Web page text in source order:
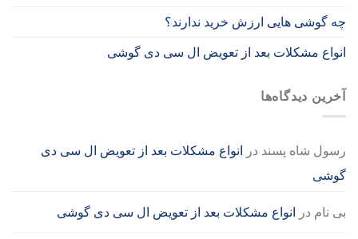
چه گوشی هایی ارزش خرید ندارند؟
انواع مشکلات بعد از تعویض ال سی دی گوشی
آخرین دیدگاه‌ها
رسول شاه پسند در
انواع مشکلات بعد از تعویض ال سی دی
گوشی
بی نام در انواع مشکلات بعد از تعویض ال سی دی گوشی